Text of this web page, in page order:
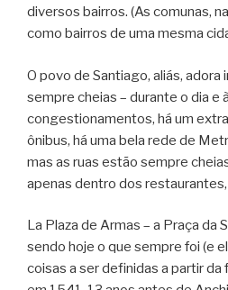
diversos bairros. (As comunas,
como bairros de uma mesma
O povo de Santiago, aliás, adora
sempre cheias – durante o dia e
congestionamentos, há um
ônibus, há uma bela rede de
mas as ruas estão sempre
apenas dentro dos
La Plaza de Armas – a Praça da
sendo hoje o que sempre foi (e
coisas a ser definidas a partir da